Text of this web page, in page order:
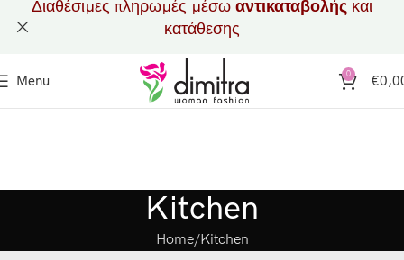
Menu 0 €
Kitchen
Home Kitchen
Διαθέσιμες πληρωμές μέσω αντικαταβολής και
κατάθεσης